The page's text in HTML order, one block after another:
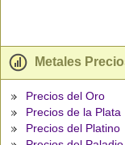
Metales
Precios del Oro
Precios de la Plata
Precios del Platino